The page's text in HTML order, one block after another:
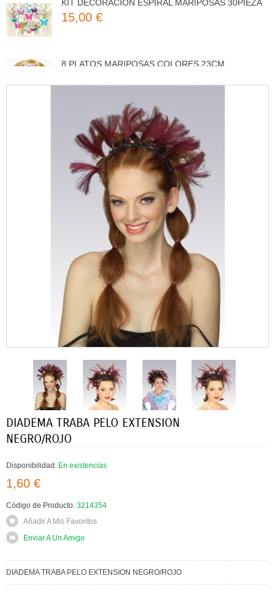
15,00 €
3,50 €
DIADEMA TRABA PELO EXTENSION
NEGRO/ROJO
Disponibilidad: En existencias
1,60 €
Código de Producto: 3214354
Añadir A Mis Favoritos
Enviar A Un Amigo
DIADEMA TRABA PELO EXTENSION NEGRO/ROJO